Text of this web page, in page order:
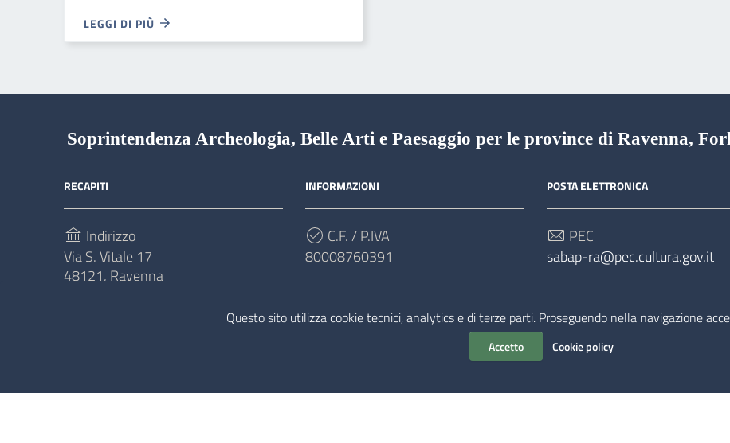
Questo sito utilizza cookie tecnici, analytics e di terze parti. Proseguendo nella navigazione
Accetto Cookie policy
LEGGI DI PIÙ
Soprintendenza Archeologia, Belle Arti e Paesaggio per le province di Ravenna,
RECAPITI
Indirizzo
Via S. Vitale 17
48121, Ravenna
INFORMAZIONI
C.F. / P.IVA
80008760391
50M43M
POSTA ELETTRONICA
PEC
sabap-ra@pec.cultura.gov.it
sabap-ra@cultura.gov.it